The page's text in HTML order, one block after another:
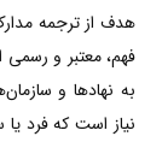
هدف از ترجمه
فهم، معتبر و
به نهادها و
نیاز است که فرد یا